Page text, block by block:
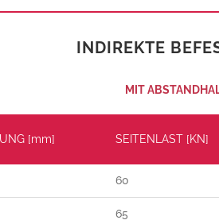
INDIREKTE
MIT
[mm] SEITENLAST [KN]
60
65